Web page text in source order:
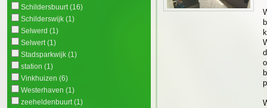
Schildersbuurt(16)
Schilderswijk (1)
Selwerd (1)
Selwert(1)
Stadsparkwijk (1)
station (1)
Vinkhuizen (6)
Westerhaven (1)
zeeheldenbuurt(1)